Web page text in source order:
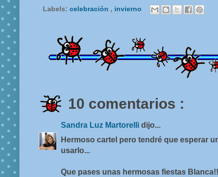
Labels: celebración , invierno
10 comentarios :
Sandra Luz Martorelli dijo...
Hermoso cartel pero tendré que esperar
usarlo...
Que pases unas hermosas fiestas